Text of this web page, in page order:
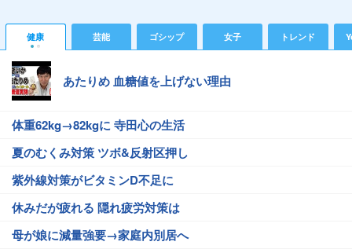
健康 芸能 ゴシップ 女子 トレンド
あたりめ 血糖値を上げない理由
体重62kg→82kgに 寺田心の生活
夏のむくみ対策 ツボ&反射区押し
紫外線対策がビタミンD不足に
休みだが疲れる 隠れ疲労対策は
母が娘に減量強要→家庭内別居へ